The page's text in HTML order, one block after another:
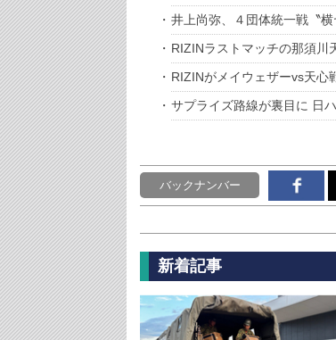
井上尚弥、４団体統一戦〝
RIZINラストマッチの那須川
RIZINがメイウェザーvs天心
サプライズ路線が裏目に 日
バックナンバー
新着記事